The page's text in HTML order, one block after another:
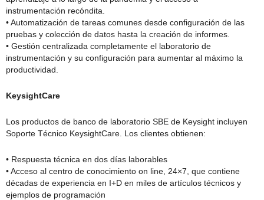
instrumentación recóndita.
• Automatización de tareas comunes desde configuración de las
pruebas y colección de datos hasta la creación de informes.
• Gestión centralizada completamente el laboratorio de
instrumentación y su configuración para aumentar al máximo la
productividad.
KeysightCare
Los productos de banco de laboratorio SBE de Keysight incluyen
Soporte Técnico KeysightCare. Los clientes obtienen:
• Respuesta técnica en dos días laborables
• Acceso al centro de conocimiento on line, 24×7, que contiene
décadas de experiencia en I+D en miles de artículos técnicos y
ejemplos de programación